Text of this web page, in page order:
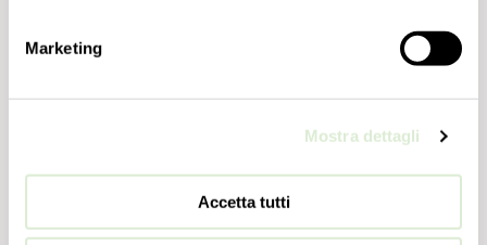
Marketing
Mostra dettagli
Accetta tutti